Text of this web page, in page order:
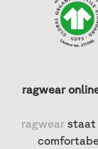
ragwear
ragwearstaat